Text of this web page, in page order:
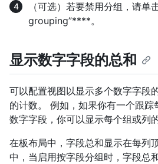
（可选）若要禁用分组，请单
grouping”****。
显示数字字段的总和
可以配置视图以显示多个数字字段
的计数。 例如，如果你有一个跟踪
数字字段，你可以显示每个组或列
在板布局中，字段总和显示在每列
中，当启用按字段分组时，字段总